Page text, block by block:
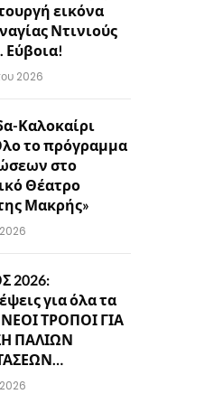
εικόνα
Ντινιούς
Εύβοια!
2026
Καλοκαίρι
το πρόγραμμα
στο
Θέατρο
Μακρής»
2026:
για όλα τα
ΤΡΟΠΟΙ ΓΙΑ
ΠΑΛΙΩΝ